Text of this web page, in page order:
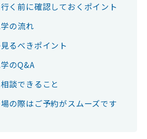
く前に確認しておくポイント
の流れ
るべきポイント
のQ&A
談できること
の際はご予約がスムーズです